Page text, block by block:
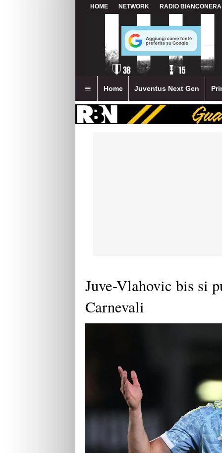
HOME NETWORK RADIO BIANCONERA
Home Juventus Next Gen
Juve-Vlahovic bis si
Carnevali